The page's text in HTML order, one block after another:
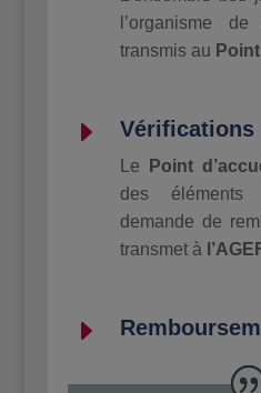
l’organisme
transmis au Point
E Vérifications
Le Point
des
demande de
transmet à
E